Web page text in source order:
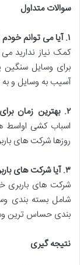
سوالات متداول
۱.آیا می توانم
کمک نیاز ندارید
برای وسایل
آسیب به وسایل و
۲.بهترین زمان
اسباب کشی اواسط
روزها شرکت های
۳.آیا شرکت های
شرکت های باربری
شامل بسته بندی
بندی حساس ترین
نتیجه گیری